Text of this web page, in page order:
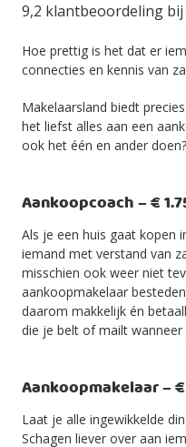
9,2 klantbeoordeling bij
Hoe prettig is het dat er
connecties en kennis van
Makelaarsland biedt
het liefst alles aan een
ook het één en ander
Aankoopcoach – €
Als je een huis gaat kopen
iemand met verstand van
misschien ook weer niet
aankoopmakelaar
daarom makkelijk én
die je belt of mailt
Aankoopmakelaar –
Laat je alle ingewikkelde
Schagen liever over aan